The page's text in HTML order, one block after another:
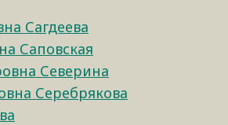
Сагдеева
Саповская
Северина
Серебрякова